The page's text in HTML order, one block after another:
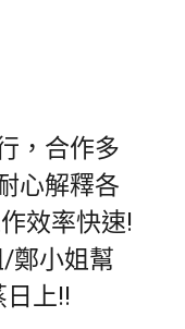
，合作多
心解釋各
效率快速!
鄭小姐幫
上!!